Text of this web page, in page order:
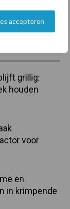
accepteren
grillig:
houden
voor
en
in krimpende